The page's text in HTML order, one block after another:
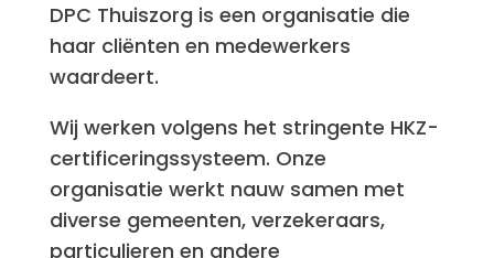
DPC Thuiszorg is een organisatie die
haar cliënten en medewerkers
waardeert.
Wij werken volgens het stringente HKZ-
certificeringssysteem. Onze
organisatie werkt nauw samen met
diverse gemeenten, verzekeraars,
particulieren en andere